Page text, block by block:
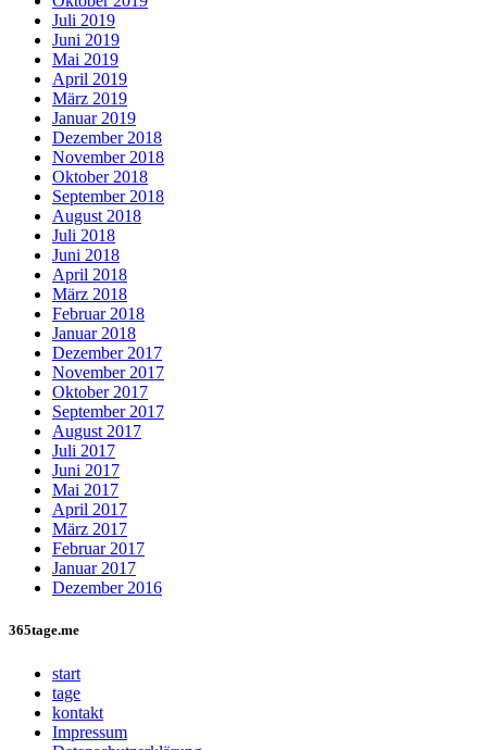
Juli 2019
Juni 2019
Mai 2019
April 2019
März 2019
Januar 2019
Dezember 2018
November 2018
Oktober 2018
September 2018
August 2018
Juli 2018
Juni 2018
April 2018
März 2018
Februar 2018
Januar 2018
Dezember 2017
November 2017
Oktober 2017
September 2017
August 2017
Juli 2017
Juni 2017
Mai 2017
April 2017
März 2017
Februar 2017
Januar 2017
Dezember 2016
365tage.me
start
tage
kontakt
Impressum